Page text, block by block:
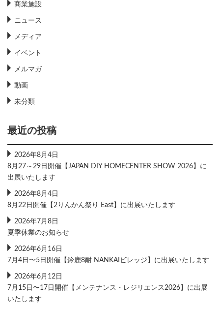
商業施設
ニュース
メディア
イベント
メルマガ
動画
未分類
最近の投稿
2026年8月4日
8月27～29日開催【JAPAN DIY HOMECENTER SHOW 2026】に
出展いたします
2026年8月4日
8月22日開催【2りんかん祭り East】に出展いたします
2026年7月8日
夏季休業のお知らせ
2026年6月16日
7月4日〜5日開催【鈴鹿8耐 NANKAIビレッジ】に出展いたします
2026年6月12日
7月15日〜17日開催【メンテナンス・レジリエンス2026】に出展
いたします